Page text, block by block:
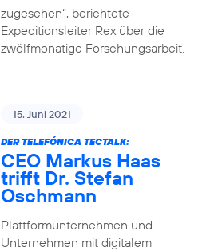
zugesehen“, berichtete
Expeditionsleiter Rex über die
zwölfmonatige Forschungsarbeit.
15. Juni 2021
DER TELEFÓNICA TECTALK:
CEO Markus Haas
trifft Dr. Stefan
Oschmann
Plattformunternehmen und
Unternehmen mit digitalem